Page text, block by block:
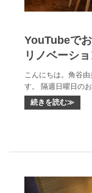
YouTubeで
リノベーシ
こんにちは。角谷
す。 隔週日曜日の
続きを読む≫